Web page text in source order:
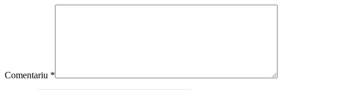
Comentariu *